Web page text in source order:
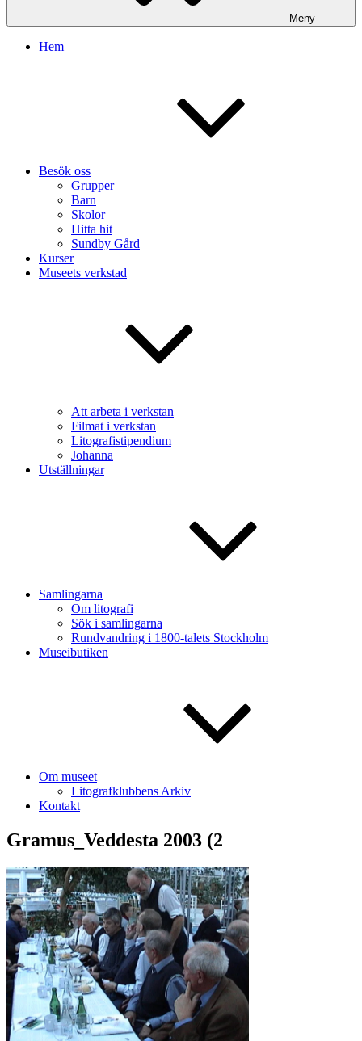
Meny
Hem
Besök oss
Grupper
Barn
Skolor
Hitta hit
Sundby Gård
Kurser
Museets verkstad
Att arbeta i verkstan
Filmat i verkstan
Litografistipendium
Johanna
Utställningar
Samlingarna
Om litografi
Sök i samlingarna
Rundvandring i 1800-talets Stockholm
Museibutiken
Om museet
Litografklubbens Arkiv
Kontakt
Gramus_Veddesta 2003 (2